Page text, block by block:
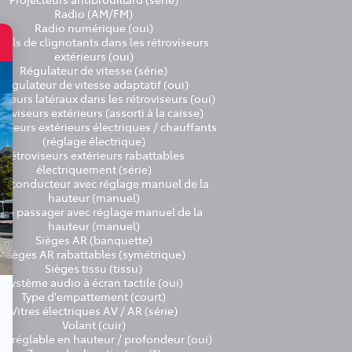
Radio (AM/FM)
Radio numérique (oui)
de clignotants dans les rétroviseurs
extérieurs (oui)
Régulateur de vitesse (série)
Régulateur de vitesse adaptatif (oui)
latéraux dans les rétroviseurs (oui)
extérieurs (assorti à la caisse)
extérieurs électriques / chauffants
(réglage électrique)
Rétroviseurs extérieurs rabattables
électriquement (série)
conducteur avec réglage manuel de la
hauteur (manuel)
passager avec réglage manuel de la
hauteur (manuel)
Sièges AR (banquette)
Sièges AR rabattables (symétrique)
Sièges tissu (tissu)
Système audio à écran tactile (oui)
Type d'empattement (court)
Vitres électriques AV / AR (série)
Volant (cuir)
réglable en hauteur / profondeur (oui)